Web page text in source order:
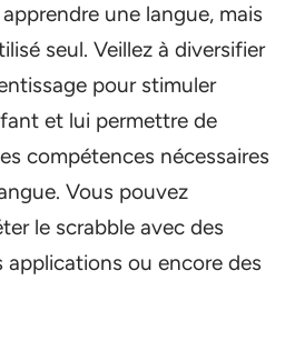
une langue, mais
seul. Veillez à diversifier
pour stimuler
et lui permettre de
compétences nécessaires
Vous pouvez
le scrabble avec des
applications ou encore des